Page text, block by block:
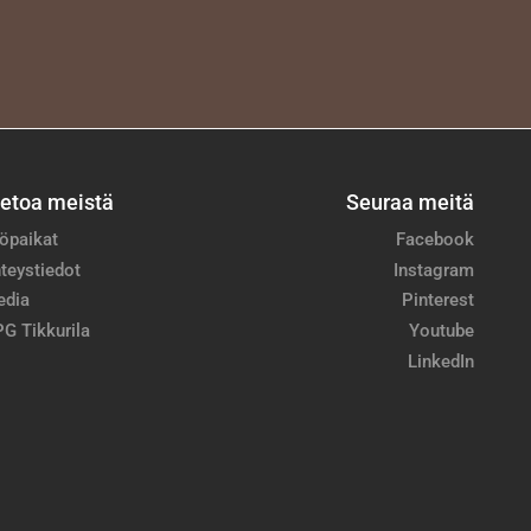
meistä
Tikkurila
Seuraa meitä
Facebook
Instagram
Pinterest
Youtube
LinkedIn